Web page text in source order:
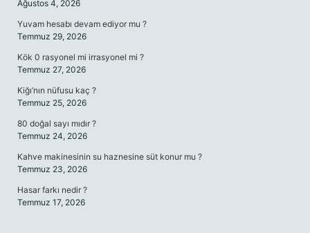
Ağustos 4, 2026
Yuvam hesabı devam ediyor mu ?
Temmuz 29, 2026
Kök 0 rasyonel mi irrasyonel mi ?
Temmuz 27, 2026
Kiğı’nın nüfusu kaç ?
Temmuz 25, 2026
80 doğal sayı mıdır ?
Temmuz 24, 2026
Kahve makinesinin su haznesine süt konur mu ?
Temmuz 23, 2026
Hasar farkı nedir ?
Temmuz 17, 2026